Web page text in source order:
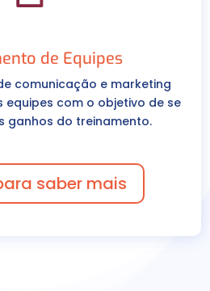
de Equipes
comunicação e marketing
equipes com o objetivo de se
ganhos do treinamento.
saber mais